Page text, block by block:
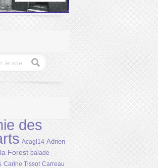
des
Acagl14 Adrien
Forest balade
Carine Tissot Carreau